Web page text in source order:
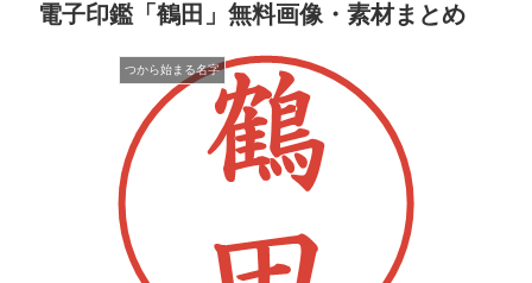
電子印鑑「鶴田」無料画像・素材まとめ
つから始まる名字